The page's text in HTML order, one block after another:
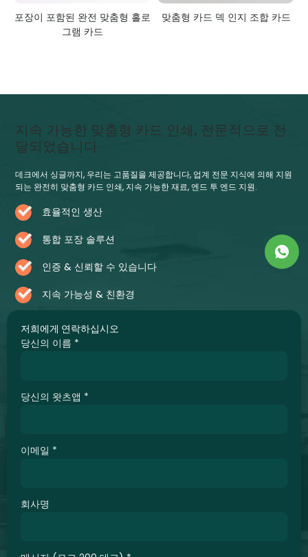
포장이 포함된 완전 맞춤형 홀로
그램 카드
맞춤형 카드 덱 인지 조합 카드
저희에게 연락하십시오
당신의 이름 *
당신의 왓츠앱 *
이메일 *
회사명
지속 가능한 맞춤형 카드 인쇄, 전문적으로 전
달되었습니다
데크에서 싱글까지, 우리는 고품질을 제공합니다, 업계 전문 지식에 의해 지원
되는 완전히 맞춤형 카드 인쇄, 지속 가능한 재료, 엔드 투 엔드 지원.
효율적인 생산
통합 포장 솔루션
인증 & 신뢰할 수 있습니다
지속 가능성 & 친환경